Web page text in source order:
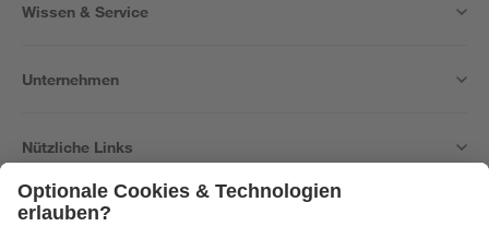
Wissen & Service
Unternehmen
Nützliche Links